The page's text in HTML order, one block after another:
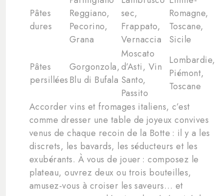
Pâtes
dures
Reggiano,
Pecorino,
Grana
sec,
Frappato,
Vernaccia
Romagne,
Toscane,
Sicile
Pâtes
persillées
Gorgonzola,
Blu di Bufala
Moscato
d’Asti, Vin
Santo,
Passito
Lombardie,
Piémont,
Toscane
Accorder vins et fromages italiens, c’est
comme dresser une table de joyeux convives
venus de chaque recoin de la Botte : il y a les
discrets, les bavards, les séducteurs et les
exubérants. À vous de jouer : composez le
plateau, ouvrez deux ou trois bouteilles,
amusez-vous à croiser les saveurs… et